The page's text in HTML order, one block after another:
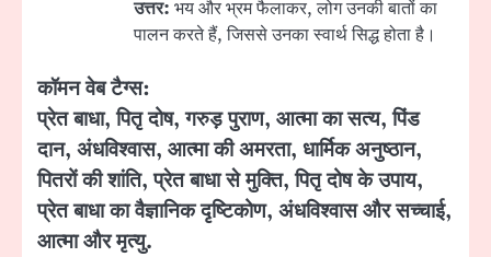
उत्तर: भय और भ्रम फैलाकर, लोग उनकी बातों का
पालन करते हैं, जिससे उनका स्वार्थ सिद्ध होता है।
कॉमन वेब टैग्स:
प्रेत बाधा, पितृ दोष, गरुड़ पुराण, आत्मा का सत्य, पिंड
दान, अंधविश्वास, आत्मा की अमरता, धार्मिक अनुष्ठान,
पितरों की शांति, प्रेत बाधा से मुक्ति, पितृ दोष के उपाय,
प्रेत बाधा का वैज्ञानिक दृष्टिकोण, अंधविश्वास और सच्चाई,
आत्मा और मृत्यु.